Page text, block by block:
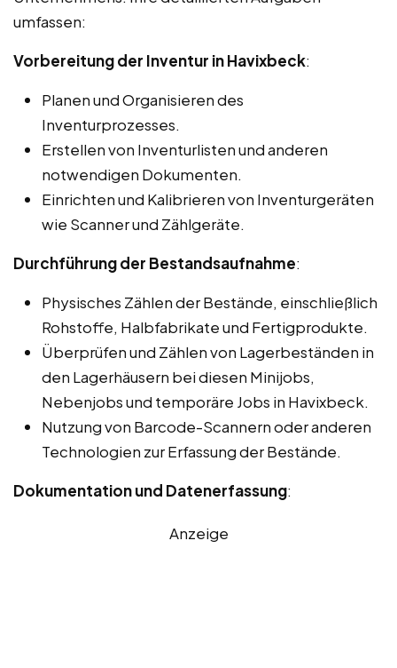
umfassen:
Vorbereitung der Inventur in Havixbeck:
Planen und Organisieren des
Inventurprozesses.
Erstellen von Inventurlisten und anderen
notwendigen Dokumenten.
Einrichten und Kalibrieren von Inventurgeräten
wie Scanner und Zählgeräte.
Durchführung der Bestandsaufnahme:
Physisches Zählen der Bestände, einschließlich
Rohstoffe, Halbfabrikate und Fertigprodukte.
Überprüfen und Zählen von Lagerbeständen in
den Lagerhäusern bei diesen Minijobs,
Nebenjobs und temporäre Jobs in Havixbeck.
Nutzung von Barcode-Scannern oder anderen
Technologien zur Erfassung der Bestände.
Dokumentation und Datenerfassung:
Anzeige